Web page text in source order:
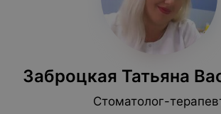
Заброцкая Татьяна
Стоматолог-